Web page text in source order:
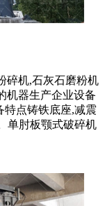
碎机,石灰石磨粉机
机器生产企业设备
特点铸铁底座,减震
单肘板颚式破碎机